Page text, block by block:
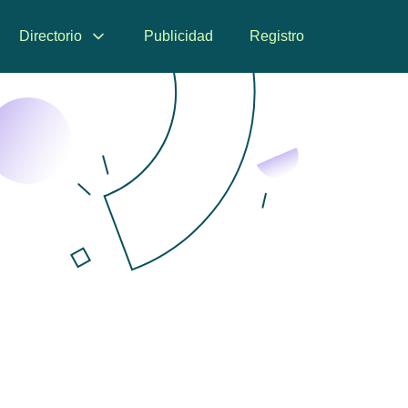
Directorio Publicidad Registro